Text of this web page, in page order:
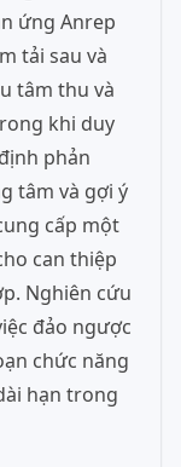
ứng Anrep
tải sau và
tâm thu và
khi duy
phản
tâm và gợi ý
cấp một
can thiệp
Nghiên cứu
đảo ngược
chức năng
hạn trong